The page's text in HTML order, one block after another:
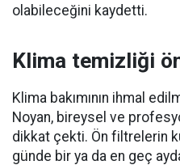
olabileceğini kaydetti.
Klima temizliği
Klima bakımının ihmal
Noyan, bireysel ve
dikkat çekti. Ön filtrelerin
günde bir ya da en geç